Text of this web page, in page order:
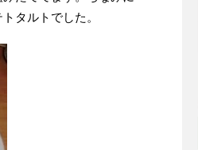
タルトでした。